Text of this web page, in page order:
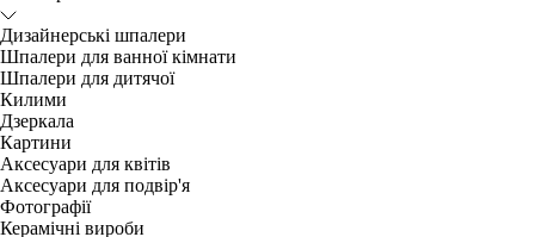
Дизайнерські шпалери
Шпалери для ванної кімнати
Шпалери для дитячої
Килими
Дзеркала
Картини
Аксесуари для квітів
Аксесуари для подвір'я
Фотографії
Керамічні вироби